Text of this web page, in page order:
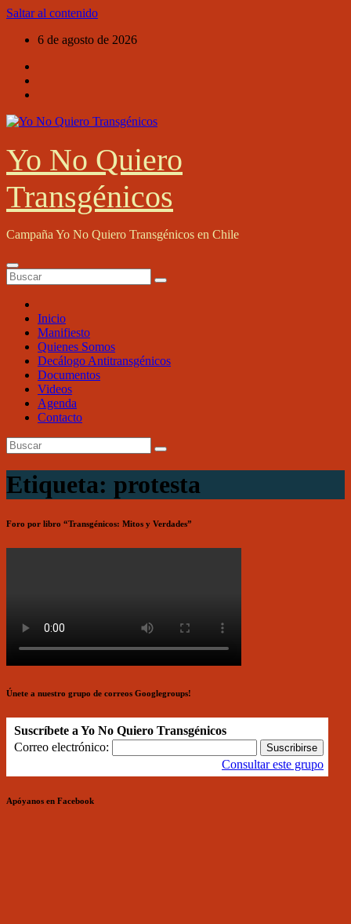
Saltar al contenido
6 de agosto de 2026
Yo No Quiero
Transgénicos
Campaña Yo No Quiero Transgénicos en Chile
Inicio
Manifiesto
Quienes Somos
Decálogo Antitransgénicos
Documentos
Videos
Agenda
Contacto
Etiqueta: protesta
Foro por libro “Transgénicos: Mitos y Verdades”
Únete a nuestro grupo de correos Googlegroups!
Suscríbete a Yo No Quiero Transgénicos
Correo electrónico:
Consultar este grupo
Apóyanos en Facebook